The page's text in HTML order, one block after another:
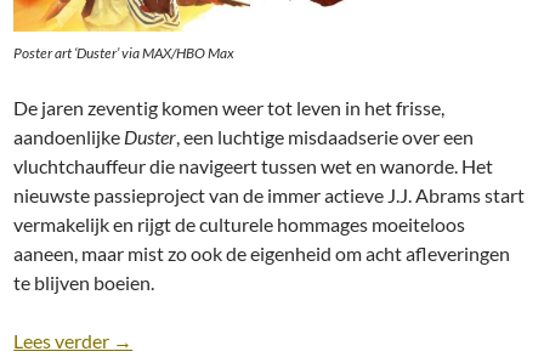
Poster art ‘Duster’ via MAX/HBO Max
De jaren zeventig komen weer tot leven in het frisse,
aandoenlijke Duster, een luchtige misdaadserie over een
vluchtchauffeur die navigeert tussen wet en wanorde. Het
nieuwste passieproject van de immer actieve J.J. Abrams start
vermakelijk en rijgt de culturele hommages moeiteloos
aaneen, maar mist zo ook de eigenheid om acht afleveringen
te blijven boeien.
Lees verder Recensie: Duster [HBO Max; J.J. Abrams, 2025]
→